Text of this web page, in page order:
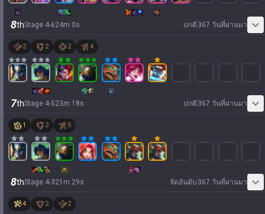
8thStage 4-624m 0s ปกติ 367 วันที่ผ่านมา
2 2 2 4
7thStage 4-523m 18s ปกติ 367 วันที่ผ่านมา
1 2 5
8thStage 4-321 m 29s จัดอันดับ 367 วันที่ผ่านมา
4 2 2